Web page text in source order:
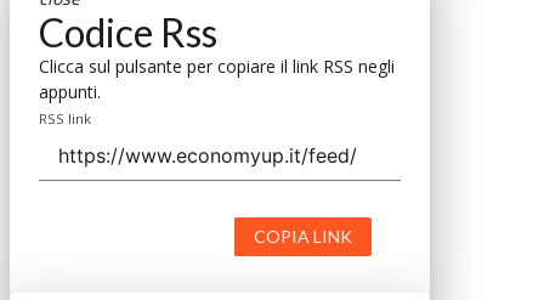
Codice Rss
Clicca sul pulsante per copiare il link RSS negli
appunti.
RSS link
COPIA LINK